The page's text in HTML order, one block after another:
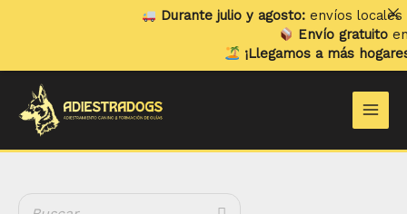
Durante julio y agosto:envíos locales y
Envío gratuitoen
¡Llegamos a más hogares!